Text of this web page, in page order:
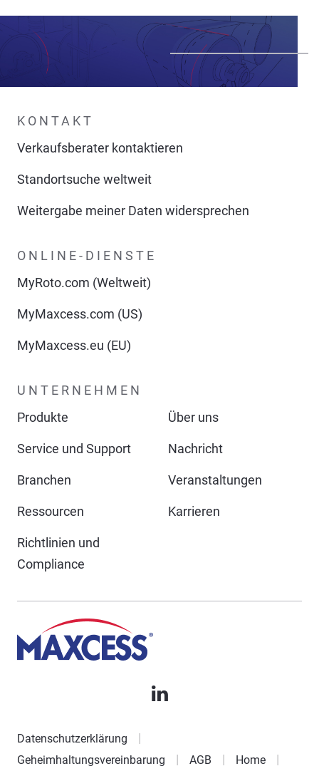
KONTAKT
Verkaufsberater kontaktieren
Standortsuche weltweit
Weitergabe meiner Daten widersprechen
ONLINE-DIENSTE
MyRoto.com (Weltweit)
MyMaxcess.com (US)
MyMaxcess.eu (EU)
UNTERNEHMEN
Produkte
Über uns
Service und Support Nachricht
Branchen Veranstaltungen
Ressourcen Karrieren
Richtlinien und
Compliance
Datenschutzerklärung
Geheimhaltungsvereinbarung
AGB
Home